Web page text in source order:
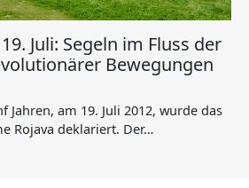
Juli: Segeln im Fluss der
Bewegungen
Jahren, am 19. Juli 2012, wurde das
Rojava deklariert. Der…